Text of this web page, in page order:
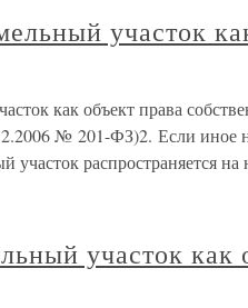
участок
как объект права
№ 201-ФЗ)2. Если иное
участок распространяется
участок как